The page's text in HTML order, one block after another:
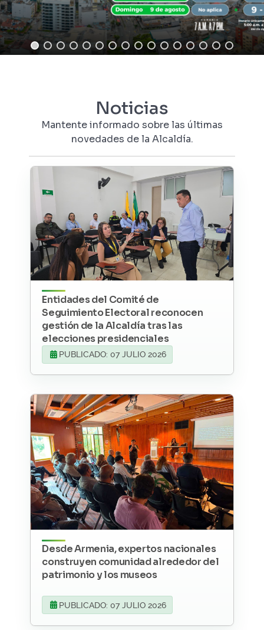
Noticias
Mantente informado sobre las últimas
novedades de la Alcaldía.
Entidades del Comité de
Seguimiento Electoral reconocen
gestión de la Alcaldía tras las
elecciones presidenciales
PUBLICADO: 07 JULIO 2026
Desde Armenia, expertos nacionales
construyen comunidad alrededor del
patrimonio y los museos
PUBLICADO: 07 JULIO 2026